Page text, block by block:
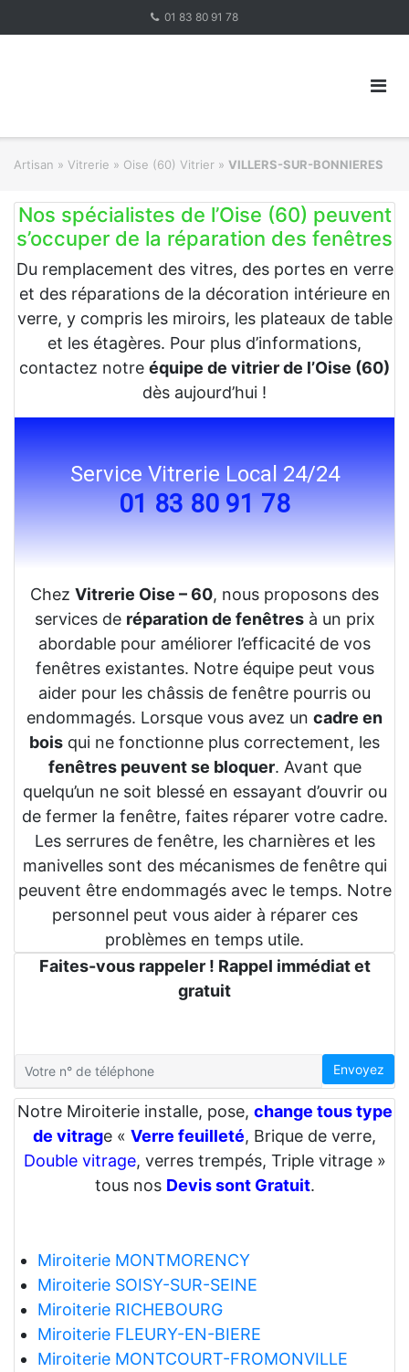
01 83 80 91 78
Artisan » Vitrerie » Oise (60) Vitrier » VILLERS-SUR-BONNIERES
Nos spécialistes de l’Oise (60) peuvent
s’occuper de la réparation des fenêtres
Du remplacement des vitres, des portes en verre
et des réparations de la décoration intérieure en
verre, y compris les miroirs, les plateaux de table
et les étagères. Pour plus d’informations,
contactez notre équipe de vitrier de l’Oise (60)
dès aujourd’hui !
Service Vitrerie Local 24/24
01 83 80 91 78
Chez Vitrerie Oise – 60, nous proposons des
services de réparation de fenêtresà un prix
abordable pour améliorer l’efficacité de vos
fenêtres existantes. Notre équipe peut vous
aider pour les châssis de fenêtre pourris ou
endommagés. Lorsque vous avez un cadre en
bois qui ne fonctionne plus correctement, les
fenêtres peuvent se bloquer. Avant que
quelqu’un ne soit blessé en essayant d’ouvrir ou
de fermer la fenêtre, faites réparer votre cadre.
Les serrures de fenêtre, les charnières et les
manivelles sont des mécanismes de fenêtre qui
peuvent être endommagés avec le temps. Notre
personnel peut vous aider à réparer ces
problèmes en temps utile.
Faites-vous rappeler ! Rappel immédiat et
gratuit
Envoyez
Notre Miroiterie installe, pose, change tous type
de vitrage « Verre feuilleté, Brique de verre,
Double vitrage, verres trempés, Triple vitrage »
tous nos Devis sont Gratuit.
Miroiterie MONTMORENCY
Miroiterie SOISY-SUR-SEINE
Miroiterie RICHEBOURG
Miroiterie FLEURY-EN-BIERE
Miroiterie MONTCOURT-FROMONVILLE